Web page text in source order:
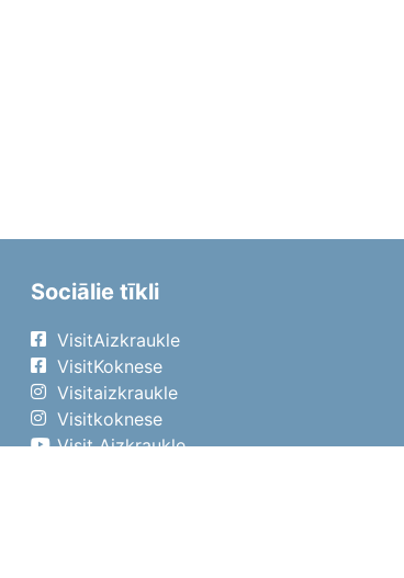
Sociālie tīkli
VisitAizkraukle
VisitKoknese
Visitaizkraukle
Visitkoknese
Visit Aizkraukle